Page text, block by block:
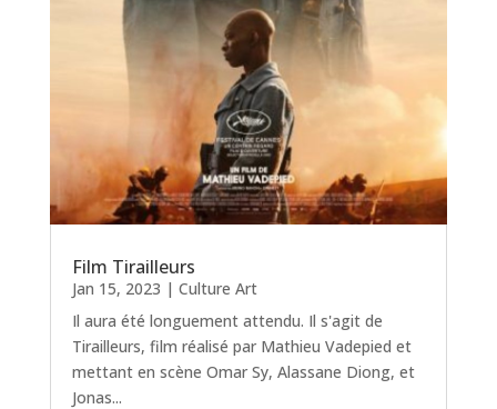
Film Tirailleurs
Jan 15, 2023 | Culture Art
Il aura été longuement attendu. Il s'agit de
Tirailleurs, film réalisé par Mathieu Vadepied et
mettant en scène Omar Sy, Alassane Diong, et
Jonas...